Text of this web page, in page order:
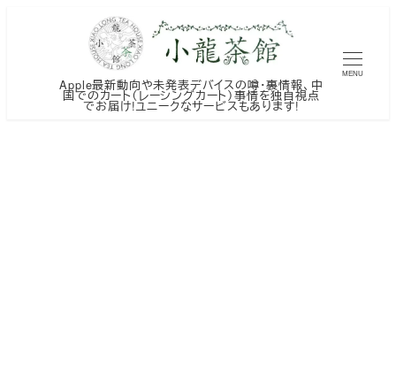
Apple最新動向や未発表デバイスの噂・裏情報、中
国でのカート（レーシングカート）事情を独自視点
でお届け!ユニークなサービスもあります!
MENU